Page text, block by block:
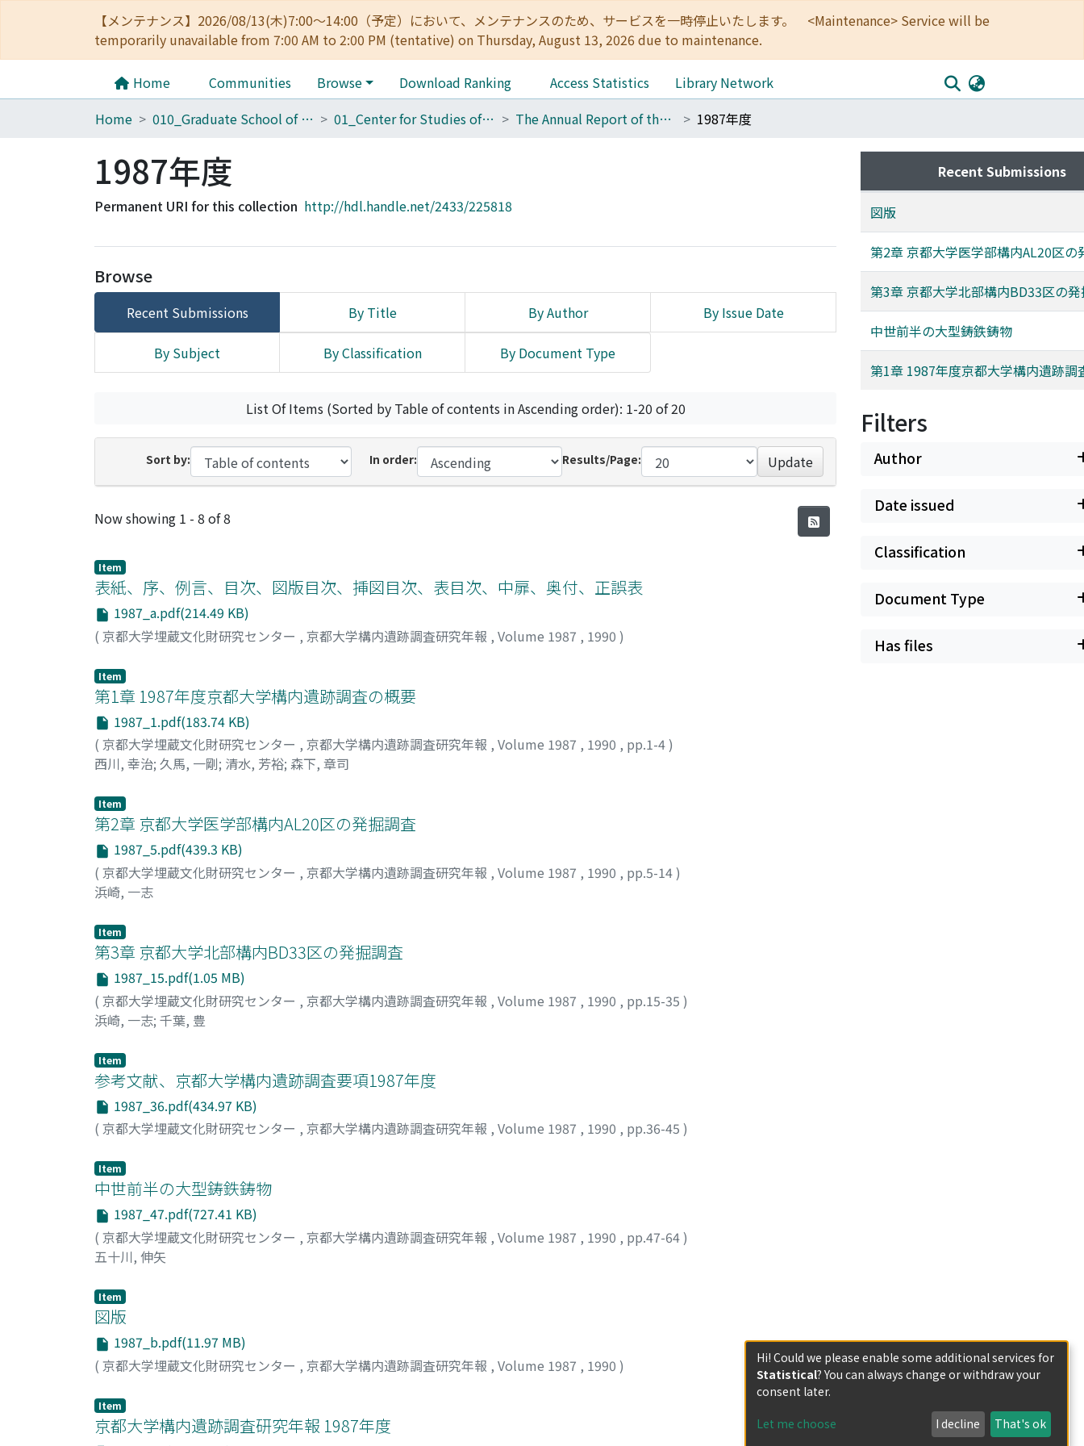
【メンテナンス】2026/08/13(木)7:00～14:00（予定）において、メンテナンスのため、サービスを一時停止いたします。 <Maintenance> Service will be
temporarily unavailable from 7:00 AM to 2:00 PM (tentative) on Thursday, August 13, 2026 due to maintenance.
Home Communities Browse Download Ranking Access Statistics
Library Network
Home
010_Graduate School of Letters 01_Center for Studies of Cultural Heritage and Inter Humanities Section of Archaeological Heritage Management for KU The Annual Report of the Center for Cultural Heritage Studies 1987年度
1987年度
Permanent URI for this collection http://hdl.handle.net/2433/225818
Browse
Recent Submissions By Title By Author By Issue Date
By Subject By Classification By Document Type
List Of Items (Sorted by Table of contents in Ascending order): 1-20 of 20
Sort by: In order: Results/Page: Update
Recent Submissions
Now showing 1 - 8 of 8
Item
表紙、序、例言、目次、図版目次、挿図目次、表目次、中扉、奥付、正誤表
1987_a.pdf(214.49 KB)
( 京都大学埋蔵文化財研究センター , 京都大学構内遺跡調査研究年報 , Volume 1987 , 1990 )
Item
第1章 1987年度京都大学構内遺跡調査の概要
1987_1.pdf(183.74 KB)
( 京都大学埋蔵文化財研究センター , 京都大学構内遺跡調査研究年報 , Volume 1987 , 1990 , pp.1-4)
西川, 幸治; 久馬, 一剛; 清水, 芳裕; 森下, 章司
Item
第2章 京都大学医学部構内AL20区の発掘調査
1987_5.pdf(439.3 KB)
( 京都大学埋蔵文化財研究センター , 京都大学構内遺跡調査研究年報 , Volume 1987 , 1990 , pp.5-14)
浜崎, 一志
Item
第3章 京都大学北部構内BD33区の発掘調査
1987_15.pdf(1.05 MB)
( 京都大学埋蔵文化財研究センター , 京都大学構内遺跡調査研究年報 , Volume 1987 , 1990 , pp.15-35 )
浜崎, 一志; 千葉, 豊
Item
参考文献、京都大学構内遺跡調査要項1987年度
1987_36.pdf(434.97 KB)
( 京都大学埋蔵文化財研究センター , 京都大学構内遺跡調査研究年報 , Volume 1987 , 1990 , pp.36-45 )
Item
中世前半の大型鋳鉄鋳物
1987_47.pdf(727.41 KB)
( 京都大学埋蔵文化財研究センター , 京都大学構内遺跡調査研究年報 , Volume 1987 , 1990 , pp.47-64)
五十川, 伸矢
Item
図版
1987_b.pdf(11.97 MB)
( 京都大学埋蔵文化財研究センター , 京都大学構内遺跡調査研究年報 , Volume 1987 , 1990 )
Item
京都大学構内遺跡調査研究年報 1987年度
Recent Submissions
図版
第2章 京都大学医学部構内AL20区の
第3章 京都大学北部構内BD33区の
中世前半の大型鋳鉄鋳物
第1章 1987年度京都大学構内遺跡調
Filters
Author
Date issued
Classification
Document Type
Has files
Hi! Could we please enable some additional services for
Statistical? You can always change or withdraw your
consent later.
Let me choose I decline That's ok